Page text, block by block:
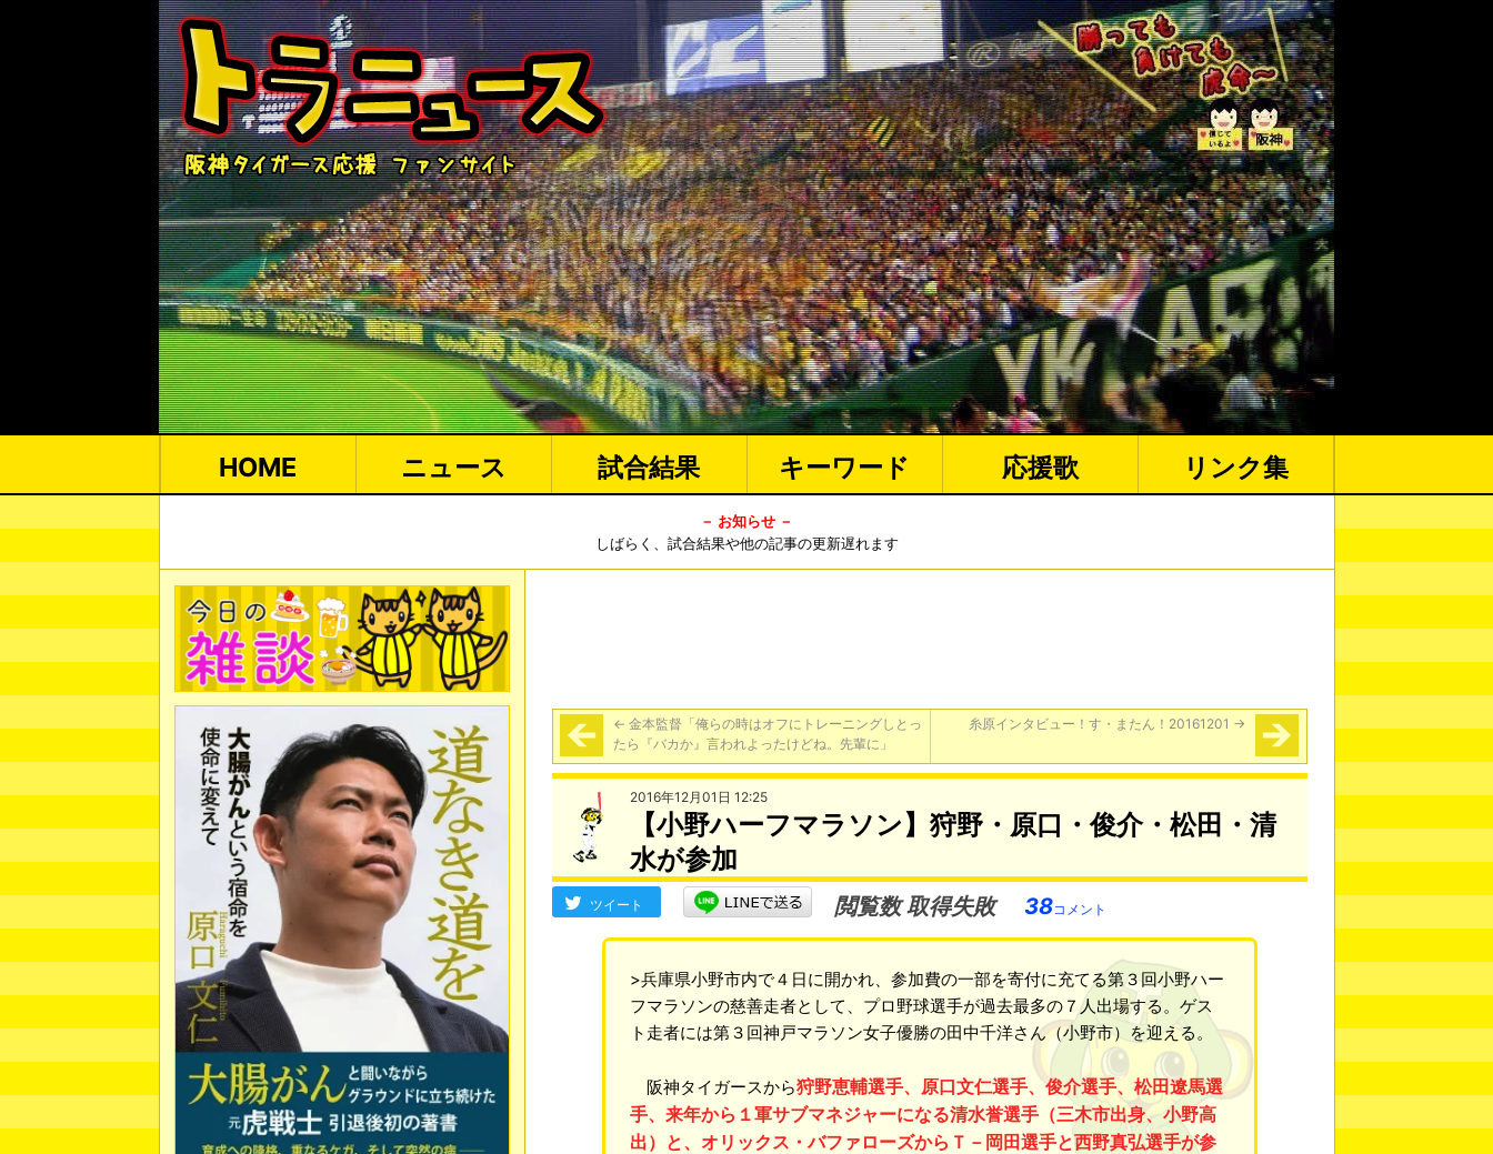
HOME ニュース 試合結果 キーワード 応援歌 リンク集
－ お知らせ －
しばらく、試合結果や他の記事の更新遅れます
← 金本監督「俺らの時はオフにトレーニングしとっ
たら『バカか』言われよったけどね。先輩に」
糸原インタビュー！す・またん！20161201 →
2016年12月01日 12:25
【小野ハーフマラソン】狩野・原口・俊介・松田・清
水が参加
ツイート 閲覧数 取得失敗 38コメント
>兵庫県小野市内で４日に開かれ、参加費の一部を寄付に充てる第３回小野ハー
フマラソンの慈善走者として、プロ野球選手が過去最多の７人出場する。ゲス
ト走者には第３回神戸マラソン女子優勝の田中千洋さん（小野市）を迎える。
阪神タイガースから狩野恵輔選手、原口文仁選手、俊介選手、松田遼馬選
手、来年から１軍サブマネジャーになる清水誉選手（三木市出身、小野高
出）と、オリックス・バファローズからＴ－岡田選手と西野真弘選手が参